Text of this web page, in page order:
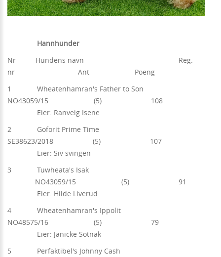
Hannhunder
Nr Hundens navn Reg.
nr Ant Poeng
1 Wheatenhamran's Father to Son
NO43059/15 (5) 108
Eier: Ranveig Isene
2 Goforit Prime Time
SE38623/2018 (5) 107
Eier: Siv svingen
3 Tuwheata's Isak
NO43059/15 (5) 91
Eier: Hilde Liverud
4 Wheatenhamran's Ippolit
NO48575/16 (5) 79
Eier: Janicke Sotnak
5 Perfaktibel's Johnny Cash